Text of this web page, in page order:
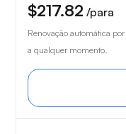
$217.82 /para
Renovação automática por
a qualquer momento.